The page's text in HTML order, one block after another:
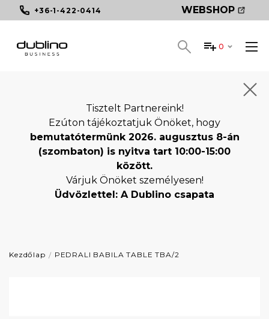
+36-1-422-0414 WEBSHOP
0
Tisztelt Partnereink!
Ezúton tájékoztatjuk Önöket, hogy
bemutatótermünk 2026. augusztus 8-án
(szombaton) is nyitva tart 10:00-15:00
között.
Várjuk Önöket személyesen!
Üdvözlettel: A Dublino csapata
Kezdőlap PEDRALI BABILA TABLE TBA/2